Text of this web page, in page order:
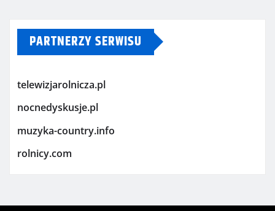
PARTNERZY SERWISU
telewizjarolnicza.pl
nocnedyskusje.pl
muzyka-country.info
rolnicy.com